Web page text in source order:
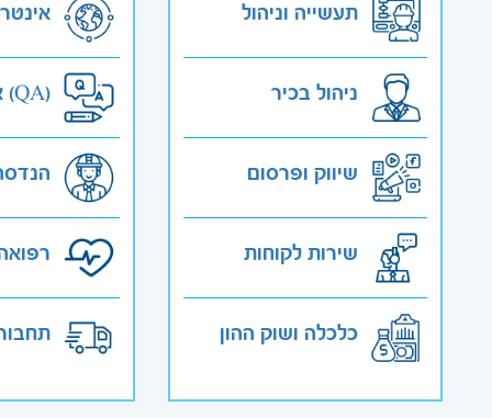
תעשייה וניהול
ניהול בכיר
שיווק ופרסום
שירות לקוחות
כלכלה ושוק ההון
אבטחת איכות (QA)